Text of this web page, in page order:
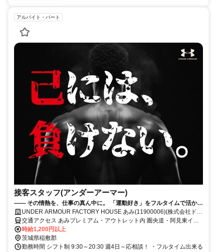
アルバイト・パート
接客スタッフ(アンダーアーマー)
—— その情熱を、仕事の真ん中に。 「運動好き」をフルタイムで活かし
ませんか？**
UNDER ARMOUR FACTORY HOUSE あみ(11900006)(株式会社ドー
ム)
交通アクセス あみプレミアム・アウトレット内 圏央道・阿見東イン
ターチェンジ直結 ※駐車場あり
時給1,200円以上
茨城県稲敷郡
勤務時間 シフト制 9:30～20:30 週4日～応相談！ ・フルタイム出来る